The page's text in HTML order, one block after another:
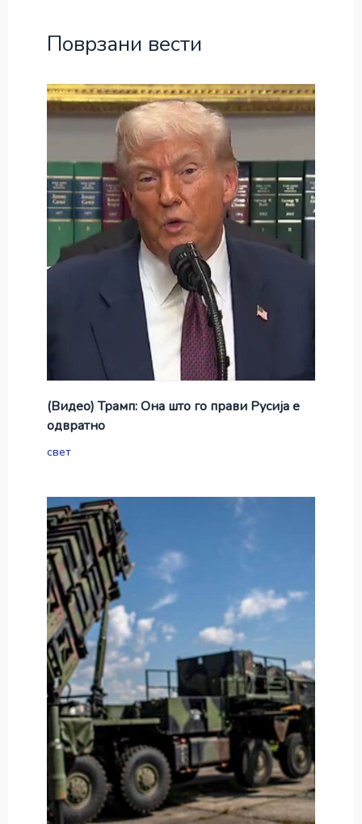
Поврзани вести
(Видео) Трамп: Она што го прави Русија е
одвратно
свет